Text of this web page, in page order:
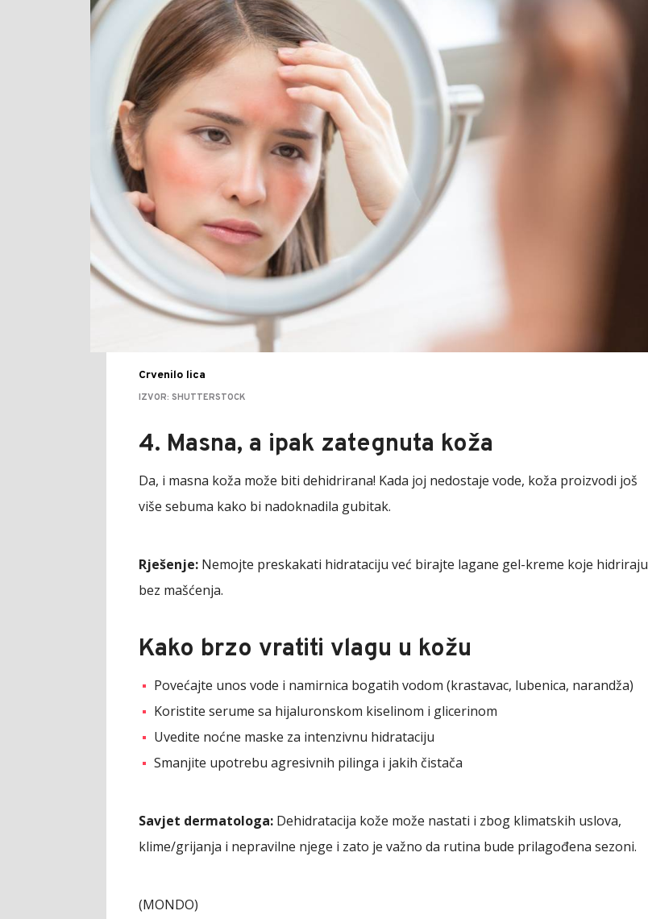
Crvenilo lica
IZVOR: SHUTTERSTOCK
4. Masna, a ipak zategnuta koža
Da, i masna koža može biti dehidrirana! Kada joj nedostaje vode, koža proizvodi još
više sebuma kako bi nadoknadila gubitak.
Rješenje: Nemojte preskakati hidrataciju već birajte lagane gel-kreme koje hidriraju
bez mašćenja.
Kako brzo vratiti vlagu u kožu
Povećajte unos vode i namirnica bogatih vodom (krastavac, lubenica, narandža)
Koristite serume sa hijaluronskom kiselinom i glicerinom
Uvedite noćne maske za intenzivnu hidrataciju
Smanjite upotrebu agresivnih pilinga i jakih čistača
Savjet dermatologa: Dehidratacija kože može nastati i zbog klimatskih uslova,
klime/grijanja i nepravilne njege i zato je važno da rutina bude prilagođena sezoni.
(MONDO)